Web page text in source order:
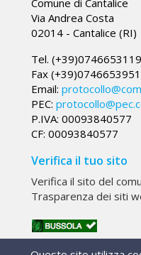
Comune di Cantalice
Via Andrea Costa
02014 - Cantalice (RI)
Tel. (+39)0746653119
Fax (+39)0746653951
Email:
PEC:
P.IVA: 00093840577
CF: 00093840577
Verifica il tuo sito
Verifica il sito del
Trasparenza dei siti